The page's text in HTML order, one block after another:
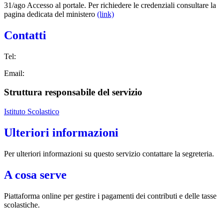
31/ago Accesso al portale. Per richiedere le credenziali consultare la
pagina dedicata del ministero (link)
Contatti
Tel:
Email:
Struttura responsabile del servizio
Istituto Scolastico
Ulteriori informazioni
Per ulteriori informazioni su questo servizio contattare la segreteria.
A cosa serve
Piattaforma online per gestire i pagamenti dei contributi e delle tasse
scolastiche.